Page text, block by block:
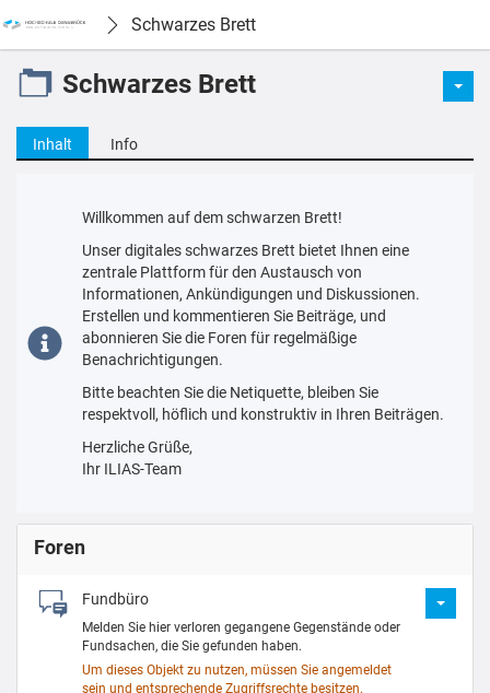
Schwarzes Brett
Schwarzes Brett
Inhalt Info
Willkommen auf dem schwarzen Brett!
Unser digitales schwarzes Brett bietet Ihnen eine
zentrale Plattform für den Austausch von
Informationen, Ankündigungen und Diskussionen.
Erstellen und kommentieren Sie Beiträge, und
abonnieren Sie die Foren für regelmäßige
Benachrichtigungen.
Bitte beachten Sie die Netiquette, bleiben Sie
respektvoll, höflich und konstruktiv in Ihren Beiträgen.
Herzliche Grüße,
Ihr ILIAS-Team
Foren
Fundbüro
Melden Sie hier verloren gegangene Gegenstände oder
Fundsachen, die Sie gefunden haben.
Um dieses Objekt zu nutzen, müssen Sie angemeldet
sein und entsprechende Zugriffsrechte besitzen.